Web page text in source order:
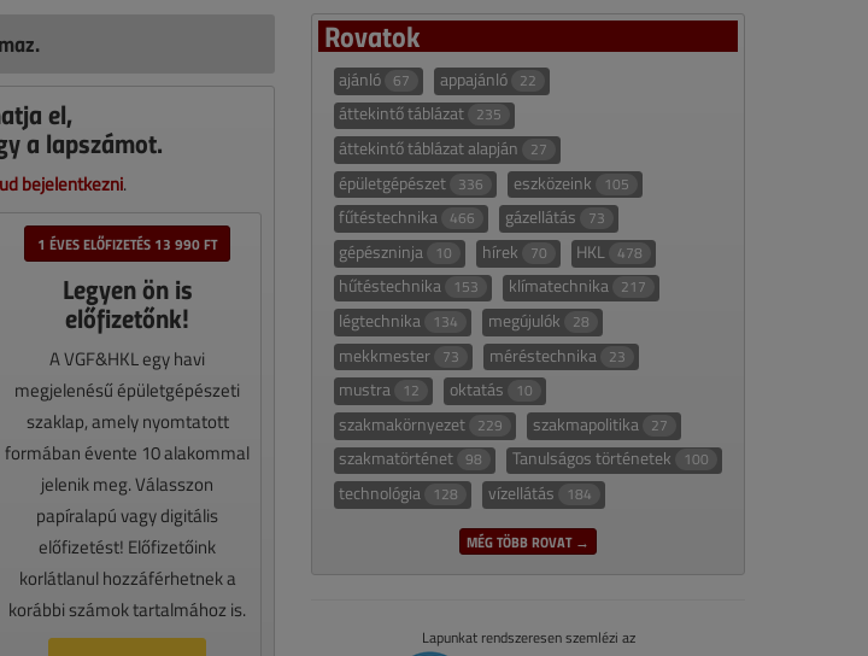
el,
a lapszámot.
bejelentkezni.
1 ÉVES ELŐFIZETÉS 13 990 FT
Legyen ön is
előfizetőnk!
A VGF&HKL egy havi
megjelenésű épületgépészeti
szaklap, amely nyomtatott
formában évente 10 alakommal
jelenik meg. Válasszon
papíralapú vagy digitális
előfizetést! Előfizetőink
korlátlanul hozzáférhetnek a
korábbi számok tartalmához is.
Rovatok
ajánló 67 appajánló 22
áttekintő táblázat 235
áttekintő táblázat alapján 27
épületgépészet 336 eszközeink 105
fűtéstechnika 466 gázellátás 73
gépészninja 10 hírek 70 HKL 478
hűtéstechnika 153 klímatechnika 217
légtechnika 134 megújulók 28
mekkmester 73 méréstechnika 23
mustra 12 oktatás 10
szakmakörnyezet 229 szakmapolitika 27
szakmatörténet 98 Tanulságos történetek 100
technológia 128 vízellátás 184
MÉG TÖBB ROVAT →
Lapunkat rendszeresen szemlézi az